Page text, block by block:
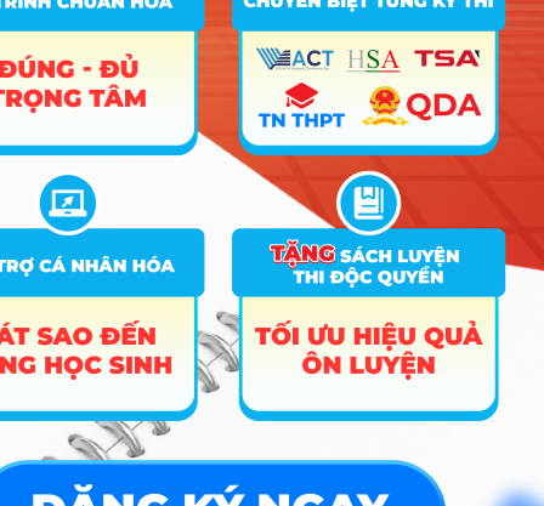
Đối tượng 2: Sử dụng điểm thi TN THPT năm 2025 của 2
môn Văn, Toán với kết quả học sinh giỏi cấp tỉnh/TP trực
thuộc TƯ/cấp Quốc gia.
4.2 Điều kiện xét tuyển
1) Đối tượng 1
1.1) 18 ngành
– Thí sinh có Chứng chỉ tiếng Anh quốc tế đạt IELTS 4.5 trở
– Sử dụng kết quả thi TN THPT 2025 của 2 môn Văn, Toán;
– Tổng điểm 2 môn Văn, Toán và điểm quy đổi chứng chỉ
ngoại ngữ tiếng Anh (điểm quy đổi chứng chỉ ngoại ngữ nhân
đôi) đạt từ 20,00 điểm trở lên (đã cộng điểm ưu tiên). Riêng
ngành Sư phạm Tiếng Anh phải đảm bảo điều kiện học lực